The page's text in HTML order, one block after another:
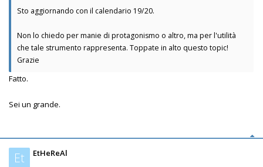
Sto aggiornando con il calendario 19/20.
Non lo chiedo per manie di protagonismo o altro, ma per l'utilità
che tale strumento rappresenta. Toppate in alto questo topic!
Grazie
Fatto.
Sei un grande.
Et EtHeReAl